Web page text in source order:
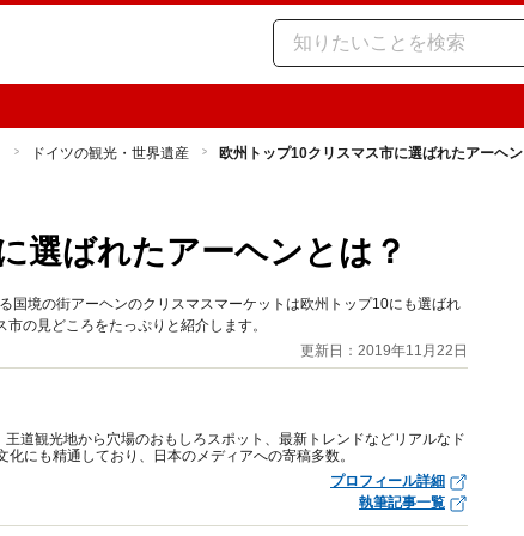
ドイツの観光・世界遺産 欧州トップ10クリスマス市に選ばれたアーヘ
選ばれたアーヘンとは？
国境の街アーヘンのクリスマスマーケットは欧州トップ10にも選ばれ
の見どころをたっぷりと紹介します。
更新日：2019年11月22日
道観光地から穴場のおもしろスポット、最新トレンドなどリアルなド
にも精通しており、日本のメディアへの寄稿多数。
プロフィール詳細
執筆記事一覧